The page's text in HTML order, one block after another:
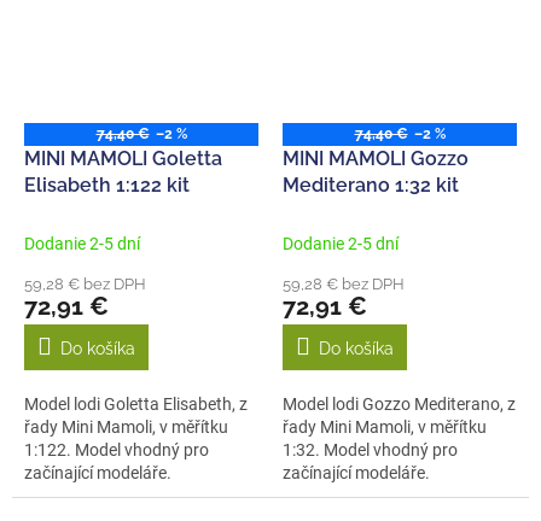
74,40 € –2 %
MINI MAMOLI Goletta
Elisabeth 1:122 kit
Dodanie 2-5 dní
59,28 € bez DPH
72,91 €
Do košíka
Model lodi Goletta Elisabeth, z
řady Mini Mamoli, v měřítku
1:122. Model vhodný pro
začínající modeláře.
Stavebnice...
74,40 € –2 %
MINI MAMOLI Gozzo
Mediterano 1:32 kit
Dodanie 2-5 dní
59,28 € bez DPH
72,91 €
Do košíka
Model lodi Gozzo Mediterano, z
řady Mini Mamoli, v měřítku
1:32. Model vhodný pro
začínající modeláře.
Stavebnice...